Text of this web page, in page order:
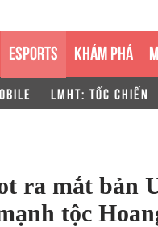
ESPORTS KHÁM PHÁ
LMHT: TỐC CHIẾN
ra mắt bản
tộc